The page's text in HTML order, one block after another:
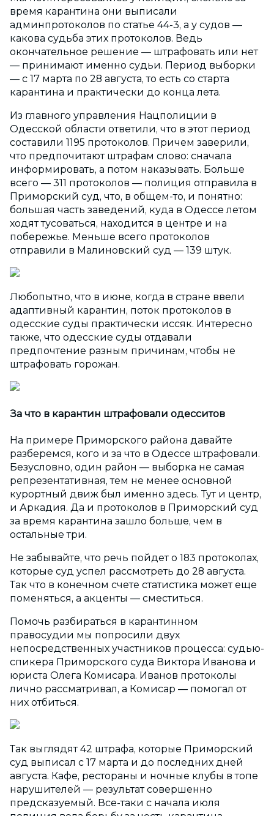
время карантина они выписали
админпротоколов по статье 44-3, а у судов —
какова судьба этих протоколов. Ведь
окончательное решение — штрафовать или нет
— принимают именно судьи. Период выборки
— с 17 марта по 28 августа, то есть со старта
карантина и практически до конца лета.
Из главного управления Нацполиции в
Одесской области ответили, что в этот период
составили 1195 протоколов. Причем заверили,
что предпочитают штрафам слово: сначала
информировать, а потом наказывать. Больше
всего — 311 протоколов — полиция отправила в
Приморский суд, что, в общем-то, и понятно:
большая часть заведений, куда в Одессе летом
ходят тусоваться, находится в центре и на
побережье. Меньше всего протоколов
отправили в Малиновский суд — 139 штук.
Любопытно, что в июне, когда в стране ввели
адаптивный карантин, поток протоколов в
одесские суды практически иссяк. Интересно
также, что одесские суды отдавали
предпочтение разным причинам, чтобы не
штрафовать горожан.
За что в карантин штрафовали одесситов
На примере Приморского района давайте
разберемся, кого и за что в Одессе штрафовали.
Безусловно, один район — выборка не самая
репрезентативная, тем не менее основной
курортный движ был именно здесь. Тут и центр,
и Аркадия. Да и протоколов в Приморский суд
за время карантина зашло больше, чем в
остальные три.
Не забывайте, что речь пойдет о 183 протоколах,
которые суд успел рассмотреть до 28 августа.
Так что в конечном счете статистика может еще
поменяться, а акценты — сместиться.
Помочь разбираться в карантинном
правосудии мы попросили двух
непосредственных участников процесса: судью-
спикера Приморского суда Виктора Иванова и
юриста Олега Комисара. Иванов протоколы
лично рассматривал, а Комисар — помогал от
них отбиться.
Так выглядят 42 штрафа, которые Приморский
суд выписал с 17 марта и до последних дней
августа. Кафе, рестораны и ночные клубы в топе
нарушителей — результат совершенно
предсказуемый. Все-таки с начала июля